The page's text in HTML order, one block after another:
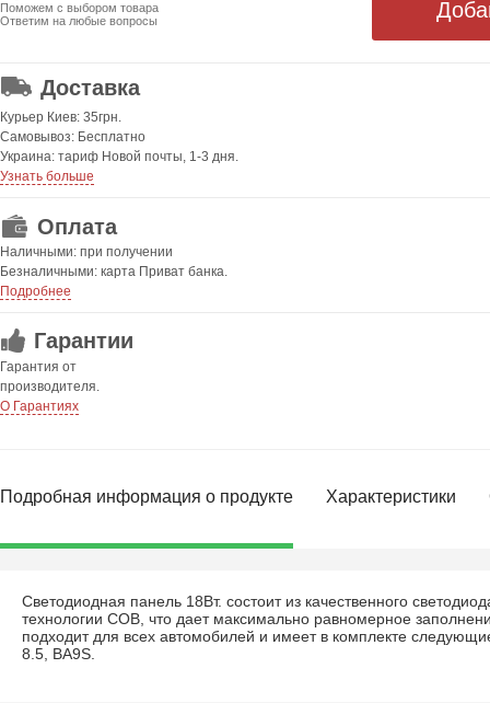
Поможем с выбором товара
Ответим на любые вопросы
Доставка
Курьер Киев: 35грн.
Самовывоз: Бесплатно
Украина: тариф Новой почты, 1-3 дня.
Узнать больше
Оплата
Наличными: при получении
Безналичными: карта Приват банка.
Подробнее
Гарантии
Гарантия от
производителя.
О Гарантиях
Подробная информация о продукте Характеристики
Светодиодная панель 18Вт. состоит из качественного
технологии COB, что дает максимально равномерное
подходит для всех автомобилей и имеет в комплекте
8.5, BA9S.